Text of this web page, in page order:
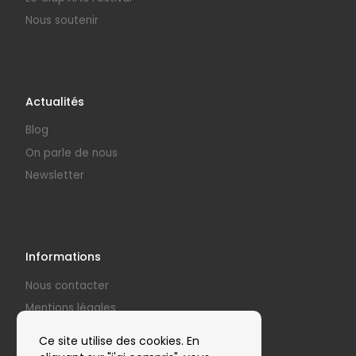
Ce site utilise des cookies. En
Nous soutenir
Actualités
Blog
On parle de nous
Newsletter
Informations
Nous contacter
Mentions légales
Nos partenaires